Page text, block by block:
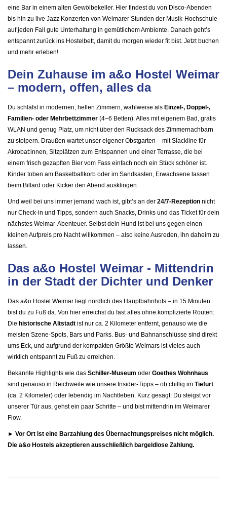
eine Bar in einem alten Gewölbekeller. Hier findest du von Disco-Abenden
bis hin zu live Jazz Konzerten von Weimarer Stunden der Musik-Hochschule
auf jeden Fall gute Unterhaltung in gemütlichem Ambiente. Danach geht’s
entspannt zurück ins Hostelbett, damit du morgen wieder fit bist. Jetzt buchen
und mehr erleben!
Dein Zuhause im a&o Hostel Weimar
– modern, offen, alles da
Du schläfst in modernen, hellen Zimmern, wahlweise als Einzel-, Doppel-,
Familien- oder Mehrbettzimmer (4–6 Betten). Alles mit eigenem Bad, gratis
WLAN und genug Platz, um nicht über den Rucksack des Zimmernachbarn
zu stolpern. Draußen wartet unser eigener Obstgarten – mit Slackline für
Akrobat:innen, Sitzplätzen zum Entspannen und einer Terrasse, die bei
einem frisch gezapften Bier vom Fass einfach noch ein Stück schöner ist.
Kinder toben am Basketballkorb oder im Sandkasten, Erwachsene lassen
beim Billard oder Kicker den Abend ausklingen.
Und weil bei uns immer jemand wach ist, gibt’s an der 24/7-Rezeption nicht
nur Check-in und Tipps, sondern auch Snacks, Drinks und das Ticket für dein
nächstes Weimar-Abenteuer. Selbst dein Hund ist bei uns gegen einen
kleinen Aufpreis pro Nacht willkommen – also keine Ausreden, ihn daheim zu
lassen.
Das a&o Hostel Weimar - Mittendrin
in der Stadt der Dichter und Denker
Das a&o Hostel Weimar liegt nördlich des Hauptbahnhofs – in 15 Minuten
bist du zu Fuß da. Von hier erreichst du fast alles ohne komplizierte Routen:
Die historische Altstadt ist nur ca. 2 Kilometer entfernt, genauso wie die
meisten Szene-Spots, Bars und Parks. Bus- und Bahnanschlüsse sind direkt
ums Eck, und aufgrund der kompakten Größte Weimars ist vieles auch
wirklich entspannt zu Fuß zu erreichen.
Bekannte Highlights wie das Schiller-Museum oder Goethes Wohnhaus
sind genauso in Reichweite wie unsere Insider-Tipps – ob chillig im Tiefurt
(ca. 2 Kilometer) oder lebendig im Nachtleben. Kurz gesagt: Du steigst vor
unserer Tür aus, gehst ein paar Schritte – und bist mittendrin im Weimarer
Flow.
► Vor Ort ist eine Barzahlung des Übernachtungspreises nicht möglich.
Die a&o Hostels akzeptieren ausschließlich bargeldlose Zahlung.